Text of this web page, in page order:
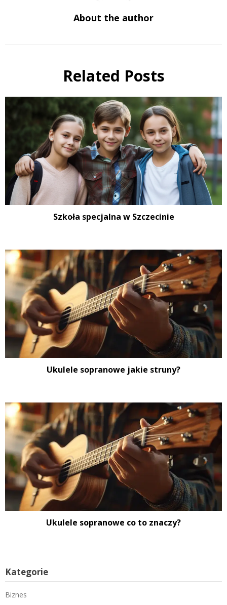
About the author
Related Posts
Szkoła specjalna w Szczecinie
Ukulele sopranowe jakie struny?
Ukulele sopranowe co to znaczy?
Kategorie
Biznes